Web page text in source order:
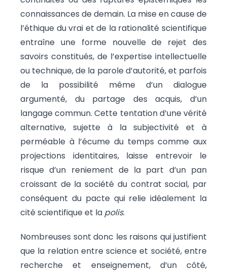
connaissances de demain. La mise en cause de
l’éthique du vrai et de la rationalité scientifique
entraîne une forme nouvelle de rejet des
savoirs constitués, de l’expertise intellectuelle
ou technique, de la parole d’autorité, et parfois
de la possibilité même d’un dialogue
argumenté, du partage des acquis, d’un
langage commun. Cette tentation d’une vérité
alternative, sujette à la subjectivité et à
perméable à l’écume du temps comme aux
projections identitaires, laisse entrevoir le
risque d’un reniement de la part d’un pan
croissant de la société du contrat social, par
conséquent du pacte qui relie idéalement la
cité scientifique et la polis.
Nombreuses sont donc les raisons qui justifient
que la relation entre science et société, entre
recherche et enseignement, d’un côté,